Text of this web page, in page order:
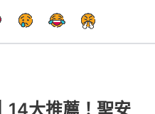
14大推薦！聖安